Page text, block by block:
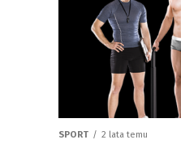
SPORT 2 lata temu